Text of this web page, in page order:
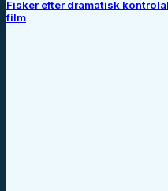
Fisker efter dramatisk
film